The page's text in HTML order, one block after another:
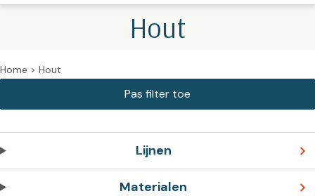
Hout
Home > Hout
Lijnen
Materialen